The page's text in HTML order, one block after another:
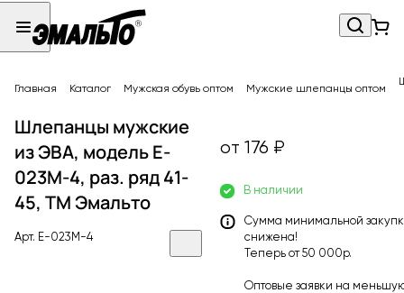
Главная Каталог Мужская обувь оптом Мужские шлепанцы оптом
Шлепанцы мужские
из ЭВА, модель E-
023M-4, раз. ряд 41-
45, ТМ Эмальто
Арт. E-023M-4
от 176 ₽
В наличии
Сумма минимальной
снижена!
Теперь от 50 000р.
Оптовые заявки на